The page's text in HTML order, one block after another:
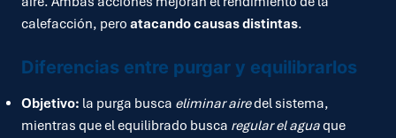
calefacción, pero atacando causas distintas.
Diferencias entre purgar y equilibrarlos
Objetivo: la purga busca eliminar airedel sistema,
mientras que el equilibrado busca regular el aguaque